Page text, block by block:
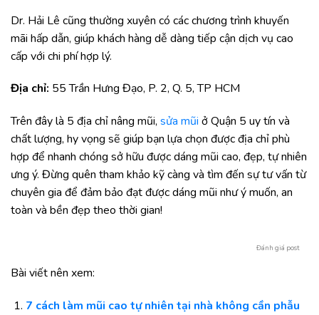
Dr. Hải Lê cũng thường xuyên có các chương trình khuyến
mãi hấp dẫn, giúp khách hàng dễ dàng tiếp cận dịch vụ cao
cấp với chi phí hợp lý.
Địa chỉ: 55 Trần Hưng Đạo, P. 2, Q. 5, TP HCM
Trên đây là 5 địa chỉ nâng mũi, sửa mũi ở Quận 5 uy tín và
chất lượng, hy vọng sẽ giúp bạn lựa chọn được địa chỉ phù
hợp để nhanh chóng sở hữu được dáng mũi cao, đẹp, tự nhiên
ưng ý. Đừng quên tham khảo kỹ càng và tìm đến sự tư vấn từ
chuyên gia để đảm bảo đạt được dáng mũi như ý muốn, an
toàn và bền đẹp theo thời gian!
Đánh giá post
Bài viết nên xem:
7 cách làm mũi cao tự nhiên tại nhà không cần phẫu